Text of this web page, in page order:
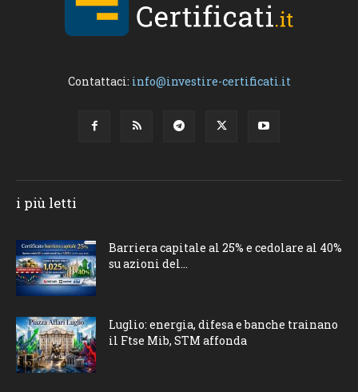
Contattaci: info@investire-certificati.it
i più letti
Barriera capitale al 25% e cedolare al 40%
su azioni del...
Luglio: energia, difesa e banche trainano
il Ftse Mib, STM affonda